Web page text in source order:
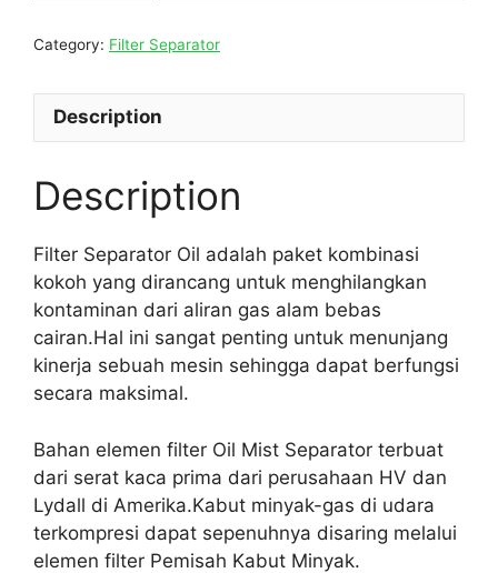
Category: Filter Separator
Description
Description
Filter Separator Oil adalah paket kombinasi
kokoh yang dirancang untuk menghilangkan
kontaminan dari aliran gas alam bebas
cairan.Hal ini sangat penting untuk menunjang
kinerja sebuah mesin sehingga dapat berfungsi
secara maksimal.
Bahan elemen filter Oil Mist Separator terbuat
dari serat kaca prima dari perusahaan HV dan
Lydall di Amerika.Kabut minyak-gas di udara
terkompresi dapat sepenuhnya disaring melalui
elemen filter Pemisah Kabut Minyak.